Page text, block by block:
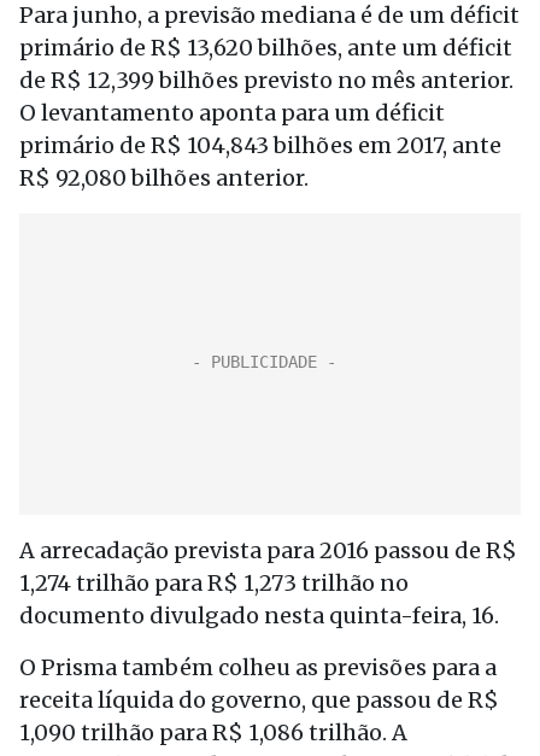
Para junho, a previsão mediana é de um déficit
primário de R$ 13,620 bilhões, ante um déficit
de R$ 12,399 bilhões previsto no mês anterior.
O levantamento aponta para um déficit
primário de R$ 104,843 bilhões em 2017, ante
R$ 92,080 bilhões anterior.
A arrecadação prevista para 2016 passou de R$
1,274 trilhão para R$ 1,273 trilhão no
documento divulgado nesta quinta-feira, 16.
O Prisma também colheu as previsões para a
receita líquida do governo, que passou de R$
1,090 trilhão para R$ 1,086 trilhão. A